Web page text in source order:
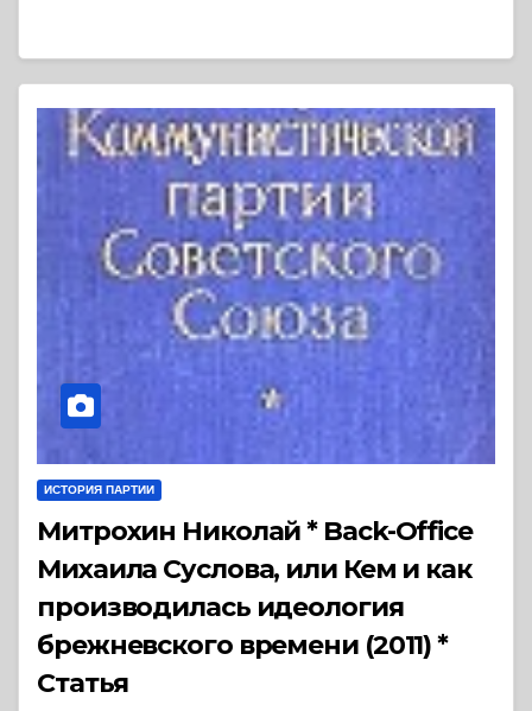
ИСТОРИЯ ПАРТИИ
Митрохин Николай * Back-Office
Михаила Суслова, или Кем и как
производилась идеология
брежневского времени (2011) *
Статья